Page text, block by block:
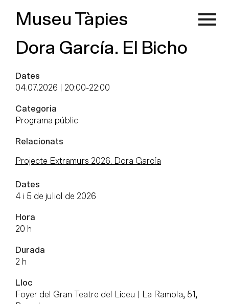
Museu Tàpies
Dora García. El Bicho
Dates
04.07.2026 | 20:00-22:00
Categoria
Programa públic
Relacionats
Projecte Extramurs 2026. Dora García
Dates
4 i 5 de juliol de 2026
Hora
20 h
Durada
2 h
Lloc
Foyer del Gran Teatre del Liceu | La Rambla, 51,